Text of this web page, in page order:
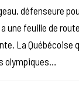
défenseure
une feuille de route
La Québécoise
olympiques…